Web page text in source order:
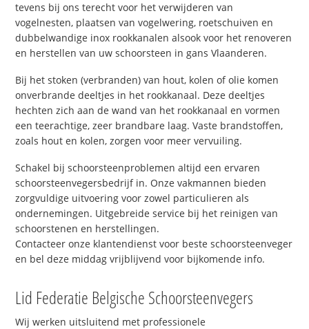
tevens bij ons terecht voor het verwijderen van
vogelnesten, plaatsen van vogelwering, roetschuiven en
dubbelwandige inox rookkanalen alsook voor het renoveren
en herstellen van uw schoorsteen in gans Vlaanderen.
Bij het stoken (verbranden) van hout, kolen of olie komen
onverbrande deeltjes in het rookkanaal. Deze deeltjes
hechten zich aan de wand van het rookkanaal en vormen
een teerachtige, zeer brandbare laag. Vaste brandstoffen,
zoals hout en kolen, zorgen voor meer vervuiling.
Schakel bij schoorsteenproblemen altijd een ervaren
schoorsteenvegersbedrijf in. Onze vakmannen bieden
zorgvuldige uitvoering voor zowel particulieren als
ondernemingen. Uitgebreide service bij het reinigen van
schoorstenen en herstellingen.
Contacteer onze klantendienst voor beste schoorsteenveger
en bel deze middag vrijblijvend voor bijkomende info.
Lid Federatie Belgische Schoorsteenvegers
Wij werken uitsluitend met professionele